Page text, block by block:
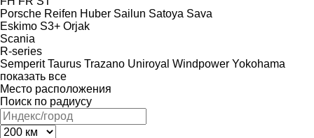
Porsche Reifen Huber Sailun Satoya Sava
Eskimo S3+ Orjak
Scania
R-series
Semperit Taurus Trazano Uniroyal Windpower Yokohama
показать все
Место расположения
Поиск по радиусу